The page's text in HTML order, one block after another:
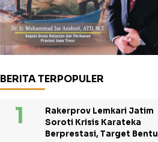
BERITA TERPOPULER
Rakerprov Lemkari Jatim
Soroti Krisis Karateka
Berprestasi, Target